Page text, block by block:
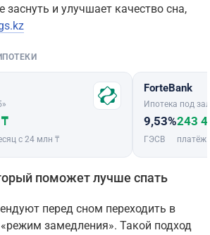
заснуть и улучшает качество сна,
с 24 млн ₸
ForteBank
Ипотека под
9,53%
ГЭСВ
243
платёж
поможет лучше спать
перед сном переходить в
замедления». Такой подход